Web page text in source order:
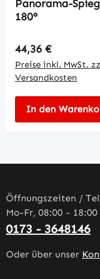
Panorama-
180°
Regulärer Preis:
44,36 €
Preise inkl. MwSt.
Versandkosten
In den
Öffnungszeiten /
Mo-Fr, 08:00 -
0173 - 3648146
Oder über unser